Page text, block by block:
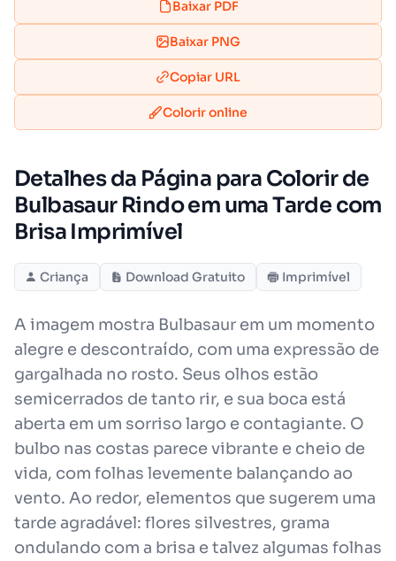
Baixar PDF
Baixar PNG
Copiar URL
Colorir online
Detalhes da Página para Colorir de
Bulbasaur Rindo em uma Tarde com
Brisa Imprimível
Criança Download Gratuito Imprimível
A imagem mostra Bulbasaur em um momento
alegre e descontraído, com uma expressão de
gargalhada no rosto. Seus olhos estão
semicerrados de tanto rir, e sua boca está
aberta em um sorriso largo e contagiante. O
bulbo nas costas parece vibrante e cheio de
vida, com folhas levemente balançando ao
vento. Ao redor, elementos que sugerem uma
tarde agradável: flores silvestres, grama
ondulando com a brisa e talvez algumas folhas